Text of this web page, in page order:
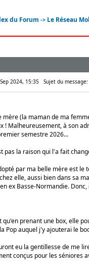
du Forum -> Le Réseau
2024, 15:35 Sujet du
mère (la maman de ma
! Malheureusement, à son
semestre 2026...
pas la raison qui l'a fait
par ma belle mère est
elle, aussi bien dans sa
ex Basse-Normandie.
qu'en prenant une box, elle
Pop auquel j'y ajouterai le
eu la gentillesse de me
conçus pour les séniores